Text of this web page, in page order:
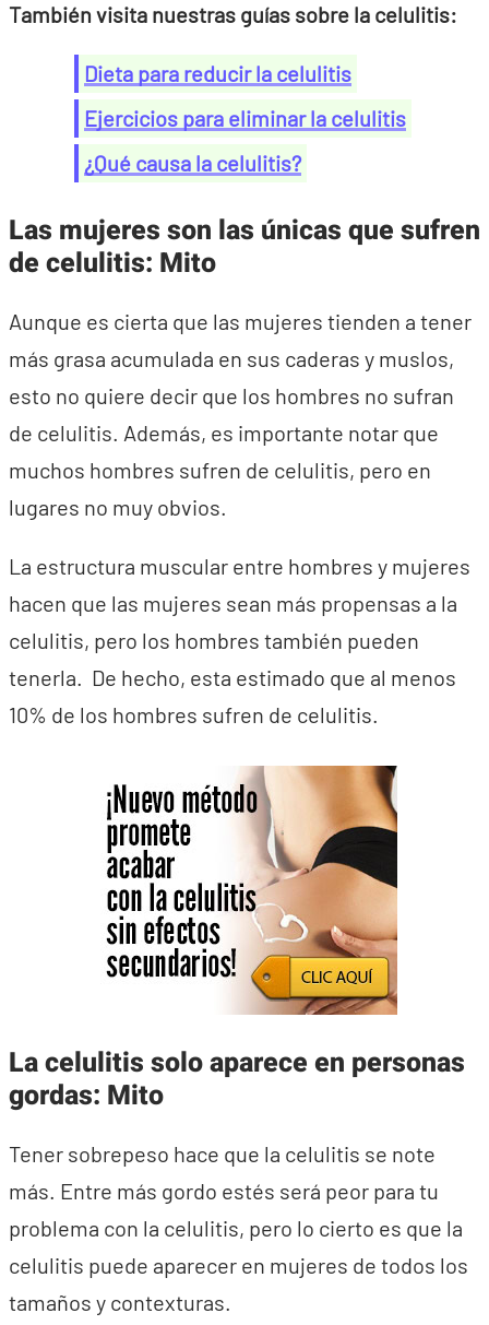
También visita nuestras guías sobre la celulitis:
Dieta para reducir la celulitis
Ejercicios para eliminar la celulitis
¿Qué causa la celulitis?
Las mujeres son las únicas que sufren
de celulitis: Mito
Aunque es cierta que las mujeres tienden a tener
más grasa acumulada en sus caderas y muslos,
esto no quiere decir que los hombres no sufran
de celulitis. Además, es importante notar que
muchos hombres sufren de celulitis, pero en
lugares no muy obvios.
La estructura muscular entre hombres y mujeres
hacen que las mujeres sean más propensas a la
celulitis, pero los hombres también pueden
tenerla. De hecho, esta estimado que al menos
10% de los hombres sufren de celulitis.
La celulitis solo aparece en personas
gordas: Mito
Tener sobrepeso hace que la celulitis se note
más. Entre más gordo estés será peor para tu
problema con la celulitis, pero lo cierto es que la
celulitis puede aparecer en mujeres de todos los
tamaños y contexturas.